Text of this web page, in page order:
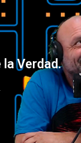
Verdad.